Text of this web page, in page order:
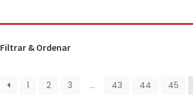
Filtrar & Ordenar
1 2 3 … 43 44 45